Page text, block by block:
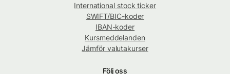
International stock ticker
SWIFT/BIC-koder
IBAN-koder
Kursmeddelanden
Jämför valutakurser
Följ oss